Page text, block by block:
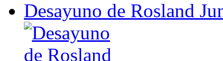
Desayuno de Rosland